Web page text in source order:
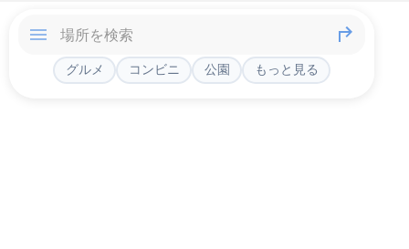
グルメ コンビニ 公園 もっと見る